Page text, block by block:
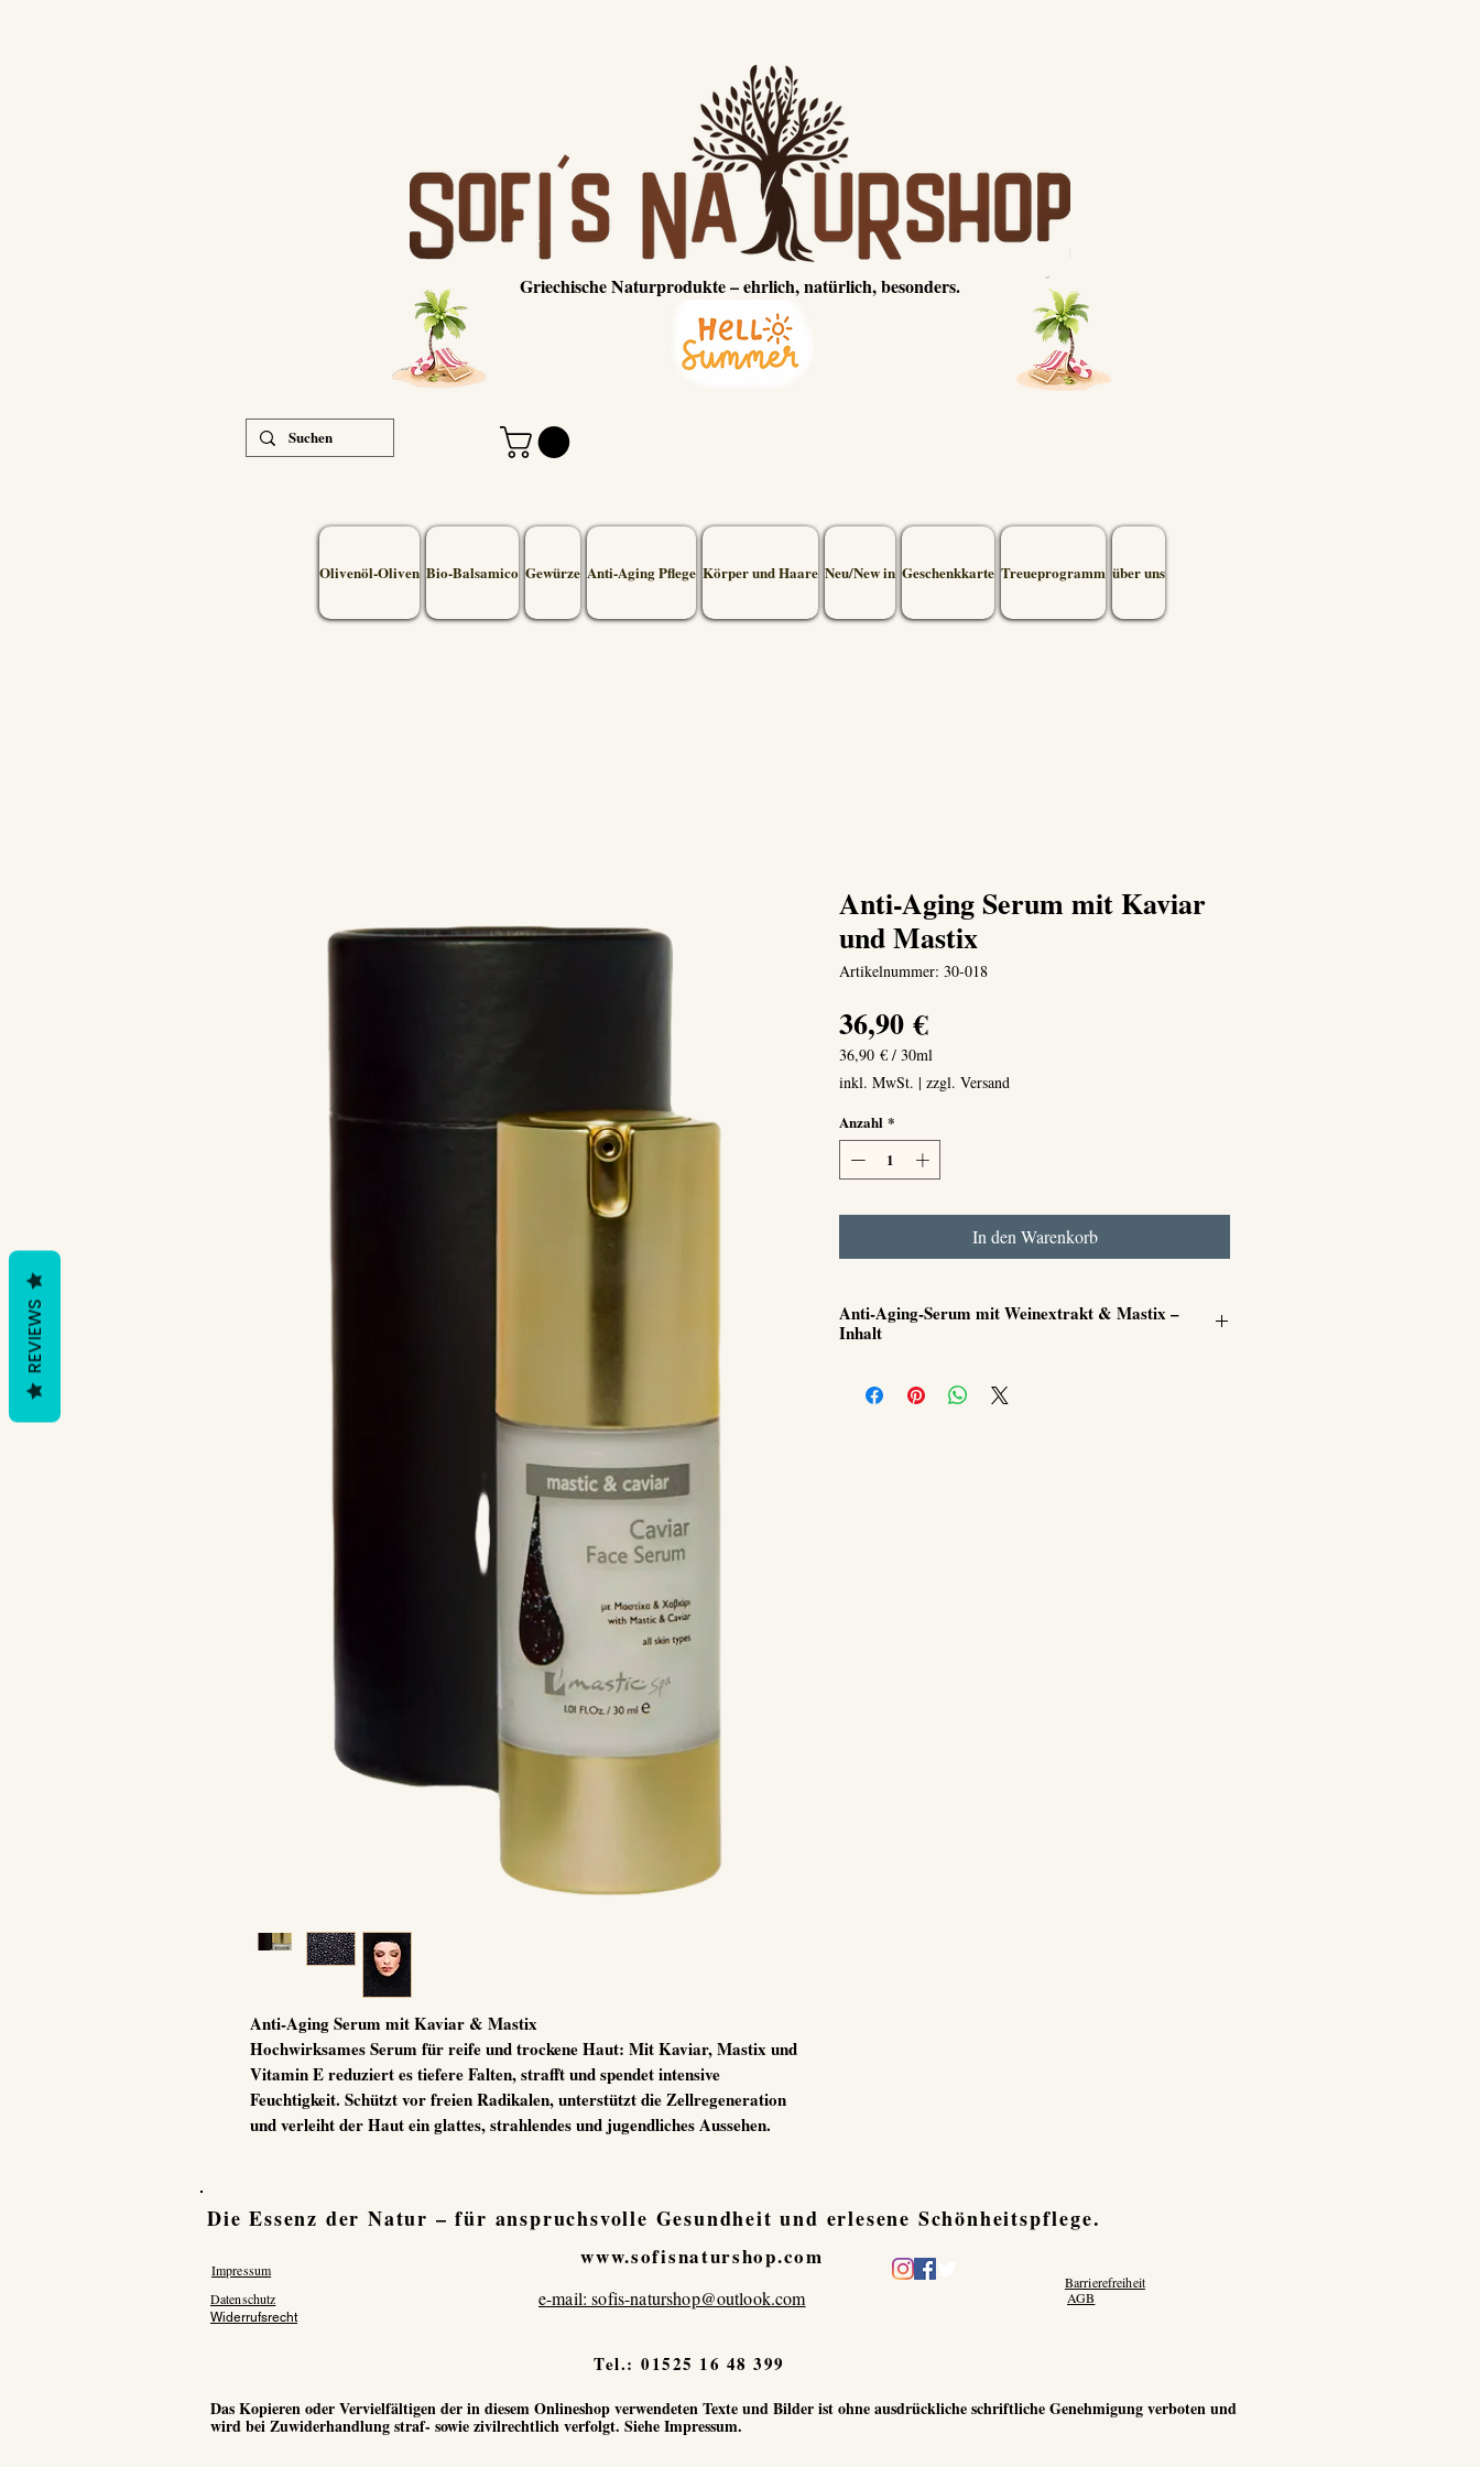
Griechische Naturprodukte – ehrlich, natürlich, besonders.
Olivenöl-Oliven Bio-Balsamico Gewürze Anti-Aging Pflege Körper und Haare Neu/New in Geschenkkarte Treueprogramm über uns
Anti-Aging Serum mit Kaviar & Mastix
Hochwirksames Serum für reife und trockene Haut: Mit Kaviar, Mastix und
Vitamin E reduziert es tiefere Falten, strafft und spendet intensive
Feuchtigkeit. Schützt vor freien Radikalen, unterstützt die Zellregeneration
und verleiht der Haut ein glattes, strahlendes und jugendliches Aussehen.
Anti-Aging Serum mit Kaviar
und Mastix
Artikelnummer: 30-018
36,90 €Preis
36,90 € / 30ml
36,90 €
pro
Milliliter
inkl. MwSt. | zzgl. Versand
Anzahl *
In den Warenkorb
Anti-Aging-Serum mit Weinextrakt & Mastix –
Inhalt
Mastix:Spendet Feuchtigkeit, schützt, verbessert
Die Essenz der Natur – für anspruchsvolle Gesundheit und erlesene Schönheitspflege.
Impressum
Datenschutz
www.sofisnaturshop.com
e-mail: sofis-naturshop@outlook.com
Barrierefreiheit
AGB
Tel.:01525 16 48 399
Das Kopieren oder Vervielfältigen der in diesem Onlineshop verwendeten Texte und Bilder ist ohne ausdrückliche schriftliche Genehmigung verboten und
wird bei Zuwiderhandlung straf- sowie zivilrechtlich verfolgt. Siehe Impressum.
Widerrufsrecht
REVIEWS